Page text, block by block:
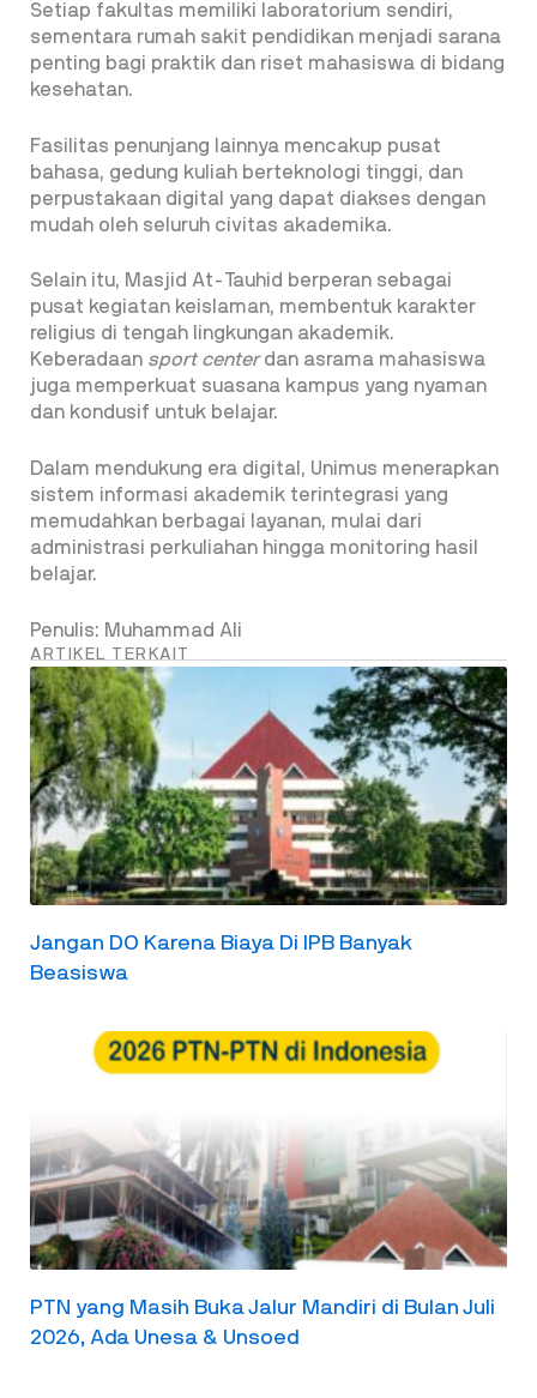
Setiap fakultas memiliki laboratorium sendiri,
sementara rumah sakit pendidikan menjadi sarana
penting bagi praktik dan riset mahasiswa di bidang
kesehatan.
Fasilitas penunjang lainnya mencakup pusat
bahasa, gedung kuliah berteknologi tinggi, dan
perpustakaan digital yang dapat diakses dengan
mudah oleh seluruh civitas akademika.
Selain itu, Masjid At-Tauhid berperan sebagai
pusat kegiatan keislaman, membentuk karakter
religius di tengah lingkungan akademik.
Keberadaan sport centerdan asrama mahasiswa
juga memperkuat suasana kampus yang nyaman
dan kondusif untuk belajar.
Dalam mendukung era digital, Unimus menerapkan
sistem informasi akademik terintegrasi yang
memudahkan berbagai layanan, mulai dari
administrasi perkuliahan hingga monitoring hasil
belajar.
Penulis: Muhammad Ali
ARTIKEL TERKAIT
Jangan DO Karena Biaya Di IPB Banyak
Beasiswa
PTN yang Masih Buka Jalur Mandiri di Bulan Juli
2026, Ada Unesa & Unsoed